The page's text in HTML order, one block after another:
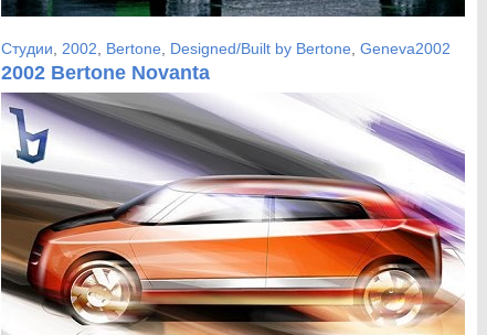
Студии 2002 Bertone Designed/Built by Bertone Geneva2002
2002 Bertone Novanta